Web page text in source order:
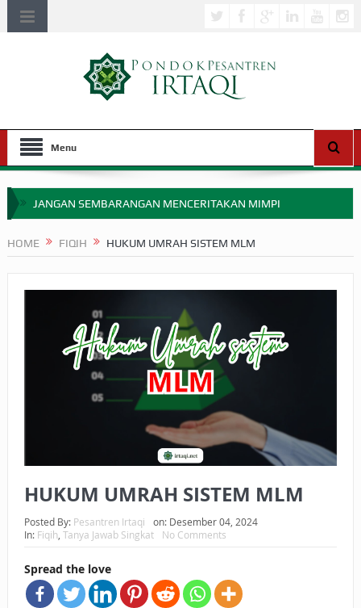
Menu
JANGAN SEMBARANGAN MENCERITAKAN MIMPI
SEBELUM TIBA SAAT WAJIB?
HAKIKAT NIKMAT DI DUNIA!
BAGAIMANA CARA MEMBAYAR ZAKAT UANG?
UANG HARAM BISA MENJADI HALAL JIKA SEBAB
KEPEMILIKANNYA BERUBAH
HUKUM MEMBAYAR ZAKAT DENGAN CARA MENGANGSUR
HUKUM MEMBAYAR ZAKAT KEPADA KERABAT SENDIRI
HOME FIQIH HUKUM UMRAH SISTEM MLM
HUKUM UMRAH SISTEM MLM
Posted By: Pesantren Irtaqi on: Desember 04, 2024
In: Fiqih, Tanya Jawab Singkat No Comments
Spread the love